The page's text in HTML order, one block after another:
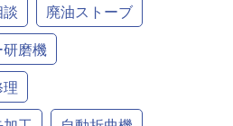
廃油ストーブ
磨機